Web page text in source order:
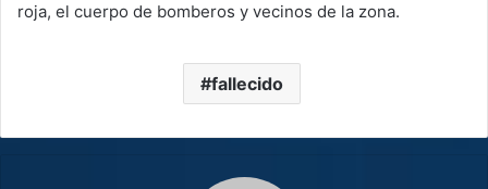
roja, el cuerpo de bomberos y vecinos de la zona.
fallecido